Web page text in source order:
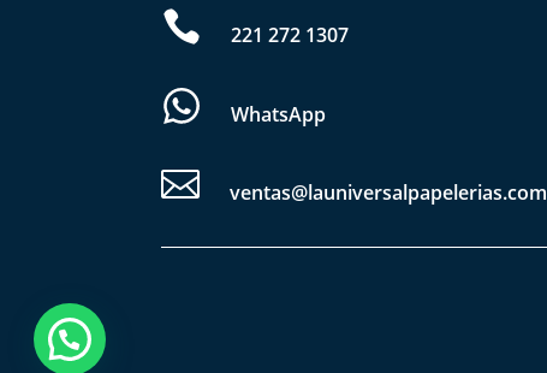

221 272 1307
WhatsApp
 ventas@launiversalpapelerias.com